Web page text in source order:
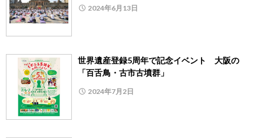
2024年6月13日
世界遺産登録5周年で記念イベント 大阪の
「百舌鳥・古市古墳群」
2024年7月2日